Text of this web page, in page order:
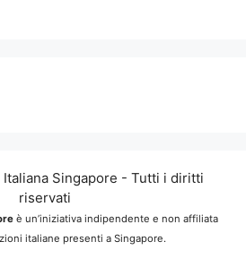
Singapore - Tutti i diritti
riservati
è un’iniziativa indipendente e non affiliata
italiane presenti a Singapore.